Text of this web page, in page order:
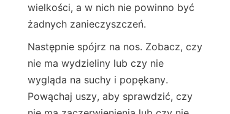
wielkości, a w nich nie powinno być
żadnych zanieczyszczeń.
Następnie spójrz na nos. Zobacz, czy
nie ma wydzieliny lub czy nie
wygląda na suchy i popękany.
Powąchaj uszy, aby sprawdzić, czy